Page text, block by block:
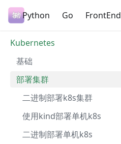
Python Go FrontEnd
Kubernetes
基础
部署集群
二进制部署k8s集群
使用kind部署单机k8s
二进制部署单机k8s